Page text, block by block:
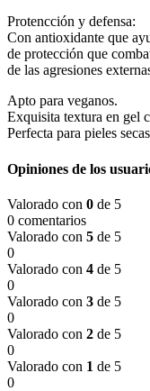
Protencción y defensa:
Con antioxidante que
de protección que
de las agresiones
Apto para veganos.
Exquisita textura en gel
Perfecta para pieles
Opiniones de los
Valorado con 0 de 5
0 comentarios
Valorado con 5 de 5
0
Valorado con 4 de 5
0
Valorado con 3 de 5
0
Valorado con 2 de 5
0
Valorado con 1 de 5
0